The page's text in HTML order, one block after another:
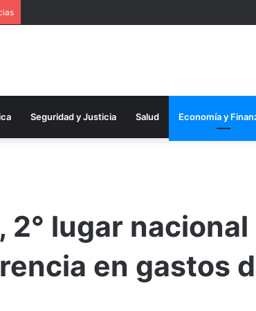
Seguridad y Justicia Salud Economía y
2° lugar
en gastos